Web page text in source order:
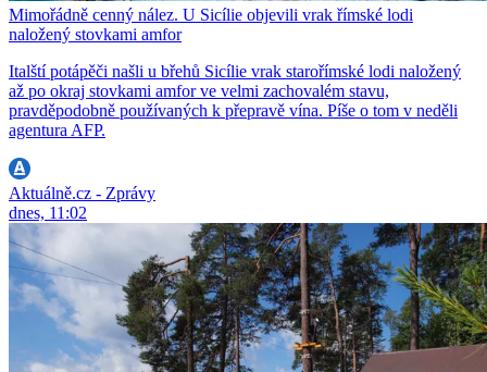
Mimořádně cenný nález. U Sicílie objevili vrak římské lodi
naložený stovkami amfor
Italští potápěči našli u břehů Sicílie vrak starořímské lodi naložený
až po okraj stovkami amfor ve velmi zachovalém stavu,
pravděpodobně používaných k přepravě vína. Píše o tom v neděli
agentura AFP.
Aktuálně.cz - Zprávy
dnes, 11:02